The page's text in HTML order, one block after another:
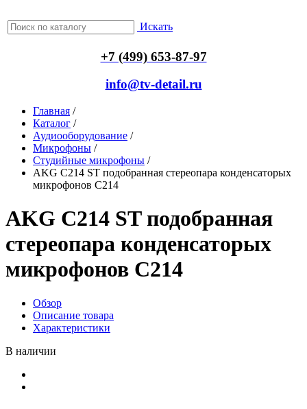
Искать
+7 (499) 653-87-97
info@tv-detail.ru
Главная /
Каталог /
Аудиооборудование /
Микрофоны /
Студийные микрофоны /
AKG C214 ST подобранная стереопара конденсаторых
микрофонов C214
AKG C214 ST подобранная
стереопара конденсаторых
микрофонов C214
Обзор
Описание товара
Характеристики
В наличии